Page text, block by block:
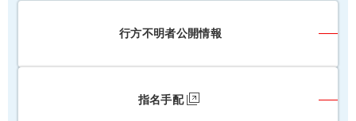
行方不明者公開情報
指名手配